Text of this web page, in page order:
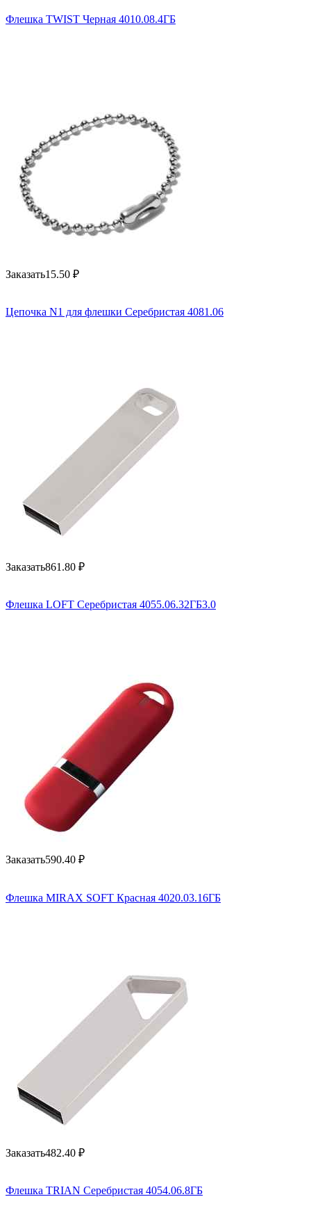
Флешка TWIST Черная 4010.08.4ГБ
Заказать15.50 ₽
Цепочка N1 для флешки Серебристая 4081.06
Заказать861.80 ₽
Флешка LOFT Серебристая 4055.06.32ГБ3.0
Заказать590.40 ₽
Флешка MIRAX SOFT Красная 4020.03.16ГБ
Заказать482.40 ₽
Флешка TRIAN Серебристая 4054.06.8ГБ